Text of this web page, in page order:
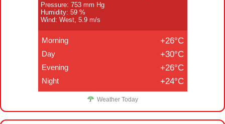
Pressure: 753 mm Hg
Humidity: 59 %
Wind: West, 5.9 m/s
Morning +26°C
Day +30°C
Evening +26°C
Night +24°C
Weather Today